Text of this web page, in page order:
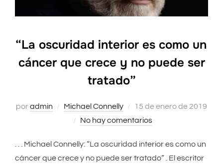
“La oscuridad interior es como un
cáncer que crece y no puede ser
tratado”
poradmin Michael Connelly
Publicado
el
15 de enero de 2019
No hay comentarios
. . . Michael Connelly: “La oscuridad interior es como un
cáncer que crece y no puede ser tratado” . El escritor